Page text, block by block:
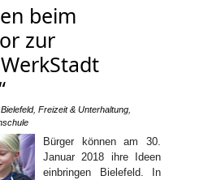
beim
zur
Bielefeld, Freizeit & Unterhaltung
Bürger können am 30.
Januar 2018 ihre Ideen
einbringen Bielefeld. In